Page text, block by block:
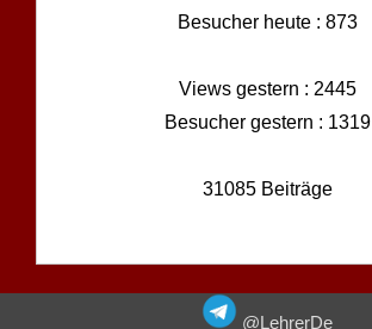
Besucher heute : 873
Views gestern : 2445
Besucher gestern : 1319
31085 Beiträge
@LehrerDe